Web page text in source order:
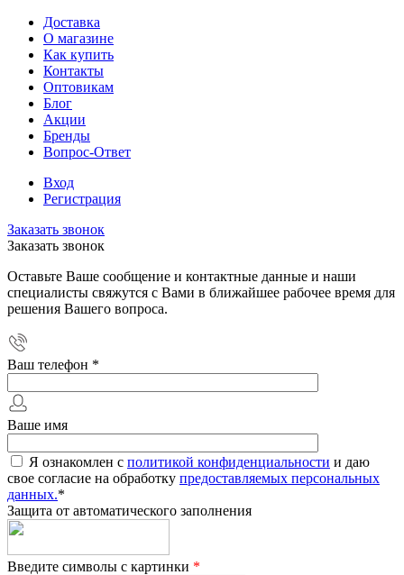
Доставка
О магазине
Как купить
Контакты
Оптовикам
Блог
Акции
Бренды
Вопрос-Ответ
Вход
Регистрация
Заказать звонок
Заказать звонок
Оставьте Ваше сообщение и контактные данные и наши
специалисты свяжутся с Вами в ближайшее рабочее время для
решения Вашего вопроса.
Ваш телефон *
Ваше имя
Я ознакомлен с политикой конфиденциальности и даю
свое согласие на обработку предоставляемых персональных
данных.*
Защита от автоматического заполнения
Введите символы с картинки *